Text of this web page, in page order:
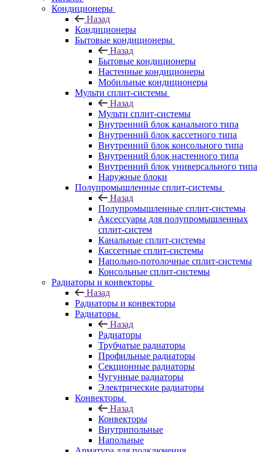
Кондиционеры
Назад
Кондиционеры
Бытовые кондиционеры
Назад
Бытовые кондиционеры
Настенные кондиционеры
Мобильные кондиционеры
Мульти сплит-системы
Назад
Мульти сплит-системы
Внутренний блок канального типа
Внутренний блок кассетного типа
Внутренний блок консольного типа
Внутренний блок настенного типа
Внутренний блок универсального типа
Наружные блоки
Полупромышленные сплит-системы
Назад
Полупромышленные сплит-системы
Аксессуары для полупромышленных
сплит-систем
Канальные сплит-системы
Кассетные сплит-системы
Напольно-потолочные сплит-системы
Консольные сплит-системы
Радиаторы и конвекторы
Назад
Радиаторы и конвекторы
Радиаторы
Назад
Радиаторы
Трубчатые радиаторы
Профильные радиаторы
Секционные радиаторы
Чугунные радиаторы
Электрические радиаторы
Конвекторы
Назад
Конвекторы
Внутрипольные
Напольные